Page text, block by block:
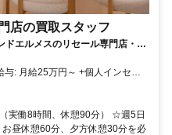
店の買取スタッフ
エルメスのリセール専門店・高
！
を超える場合は残業代を全額支
際の給与は個人
合がございます。 ※経験や能力
実働8時間、休憩90分） ☆週5日
昼休憩60分、夕方休憩30分を必